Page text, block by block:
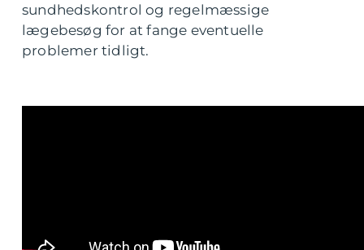
sundhedskontrol og regelmæssige
lægebesøg for at fange eventuelle
problemer tidligt.